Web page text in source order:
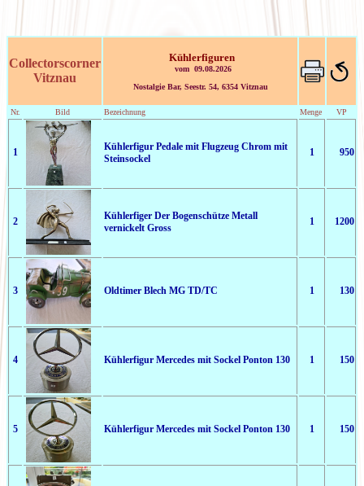
Collectorscorner
Vitznau
Kühlerfiguren
vom 09.08.2026
Nostalgie Bar, Seestr. 54, 6354 Vitznau
Nr. Bild Bezeichnung Menge VP
1
Kühlerfigur Pedale mit Flugzeug Chrom mit
Steinsockel
1 950
2
Kühlerfiger Der Bogenschütze Metall
vernickelt Gross
1 1200
3 Oldtimer Blech MG TD/TC 1 130
4 Kühlerfigur Mercedes mit Sockel Ponton 130 1 150
5 Kühlerfigur Mercedes mit Sockel Ponton 130 1 150